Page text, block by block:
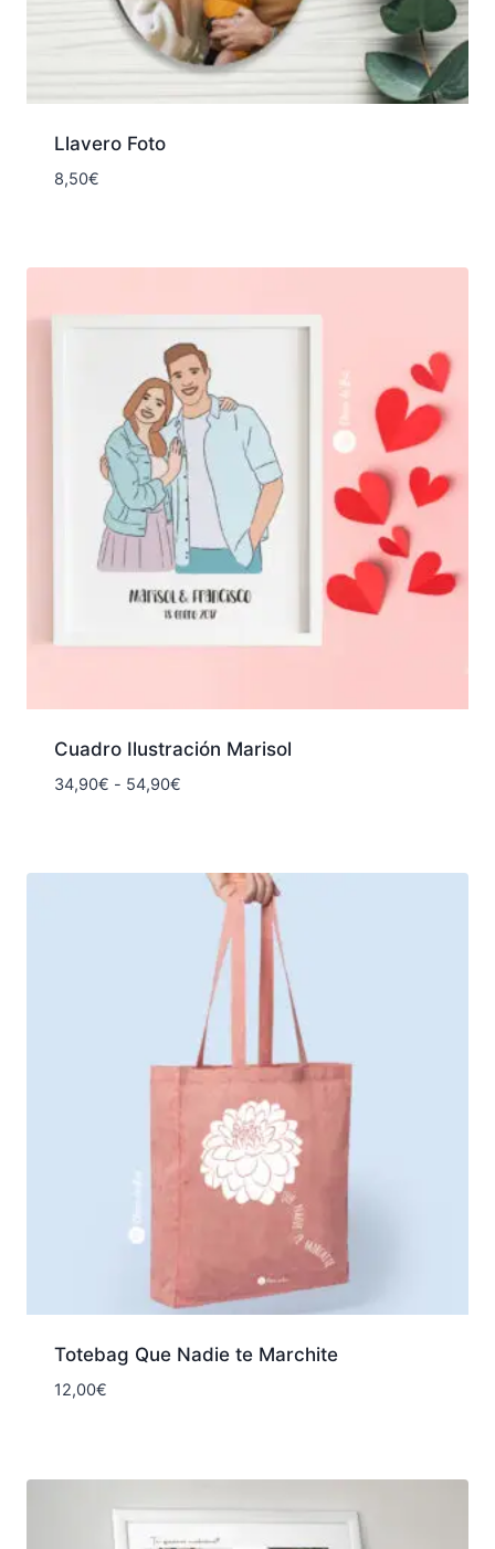
Llavero Foto
8,50€
Cuadro Ilustración Marisol
34,90€ - 54,90€Rango
34,90€
54,90€
Totebag Que Nadie te Marchite
12,00€